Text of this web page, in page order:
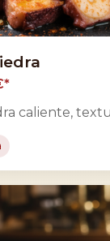
caliente,